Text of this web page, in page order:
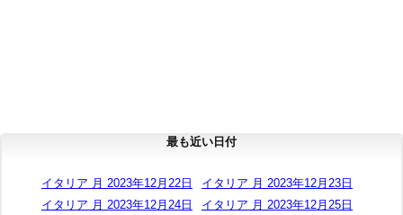
最も近い日付
イタリア 月 2023年12月22日
イタリア 月 2023年12月23日
イタリア 月 2023年12月24日
イタリア 月 2023年12月25日